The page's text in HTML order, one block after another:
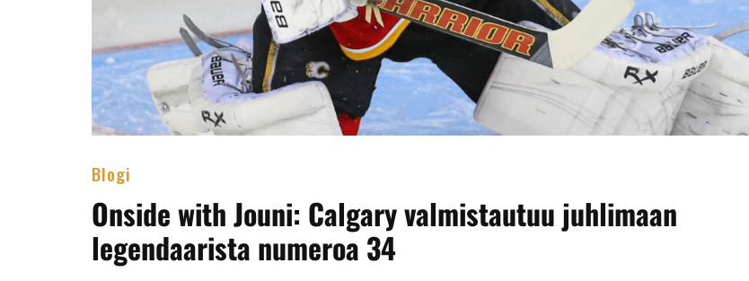
Blogi
Onside with Jouni: Calgary valmistautuu juhlimaan
legendaarista numeroa 34